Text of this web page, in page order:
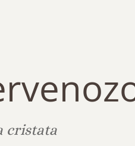
cristata